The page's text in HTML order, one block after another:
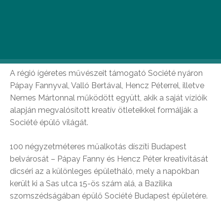
A régió ígéretes művészeit támogató Société nyáron
Pápay Fannyval, Valló Bertával, Hencz Péterrel, illetve
Nemes Mártonnal működött együtt, akik a saját vízióik
alapján megvalósított kreatív ötleteikkel formálják a
Société épülő világát.
100 négyzetméteres műalkotás díszíti Budapest
belvárosát – Pápay Fanny és Hencz Péter kreativitását
dicséri az a különleges épületháló, mely a napokban
került ki a Sas utca 15-ös szám alá, a Bazilika
szomszédságában épülő Société Budapest épületére.